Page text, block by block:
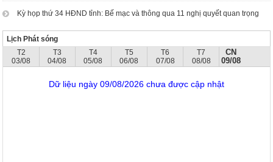
Kỳ họp thứ 34 HĐND tỉnh: Bế mạc và thông qua 11 nghị quyết quan trọng
Lịch Phát sóng
T2
03/08
T3
04/08
T4
05/08
T5
06/08
T6
07/08
T7
08/08
CN
09/08
Dữ liệu ngày 09/08/2026 chưa được cập nhật